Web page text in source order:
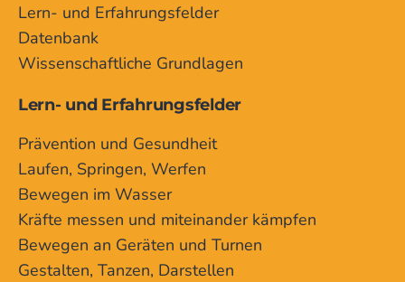
Lern- und Erfahrungsfelder
Datenbank
Wissenschaftliche Grundlagen
Lern- und Erfahrungsfelder
Prävention und Gesundheit
Laufen, Springen, Werfen
Bewegen im Wasser
Kräfte messen und miteinander kämpfen
Bewegen an Geräten und Turnen
Gestalten, Tanzen, Darstellen